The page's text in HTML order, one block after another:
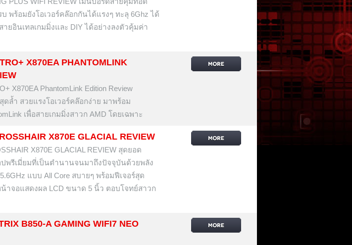
พร้อมยังโอเวอร์คล๊อกกันได้แรงๆ ทะลุ 6Ghz ได้
ยอินเทลเกมมิ่งและ DIY ได้อย่างลงตัวคุ้มค่า
X870EA PHANTOMLINK
X870EA PhantomLink Edition Review
ดล้ำ สวยแรงโอเวอร์คล๊อกง่าย มาพร้อม
เพื่อสายเกมมิ่งสาวก AMD โดยเฉพาะ
X870E GLACIAL REVIEW
X870E GLACIAL REVIEW สุดยอด
พรีเมี่ยมที่เป็นตำนานจนมาถึงปัจจุบันด้วยพลัง
แบบ All Core สบายๆ พร้อมฟีเจอร์สุด
าจอแสดงผล LCD ขนาด 5 นิ้ว ตอบโจทย์สาวก
B850-A GAMING WIFI7 NEO